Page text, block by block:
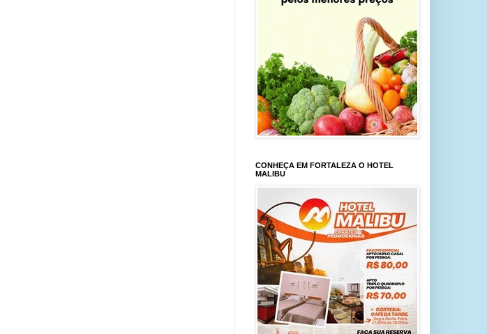
CONHEÇA EM FORTALEZA O HOTEL
MALIBU